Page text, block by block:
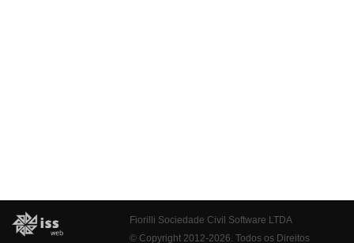
Fiorilli Sociedade Civil Software LTDA
© Copyright 2012-2026. Todos os Direitos